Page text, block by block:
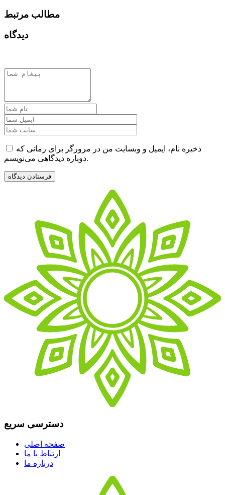
مطالب مرتبط
دیدگاه
ذخیره نام، ایمیل و وبسایت من در مرورگر برای زمانی که
دوباره دیدگاهی می‌نویسم.
دسترسی سریع
صفحه اصلی
ارتباط با ما
درباره ما